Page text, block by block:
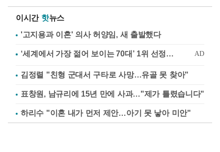
이시간 핫뉴스
'고지용과 이혼' 의사 허양임, 새 출발했다
김정렬 "친형 군대서 구타로 사망…유골 못 찾아"
표창원, 남규리에 15년 만에 사과…"제가 틀렸습니다"
하리수 "이혼 내가 먼저 제안…아기 못 낳아 미안"